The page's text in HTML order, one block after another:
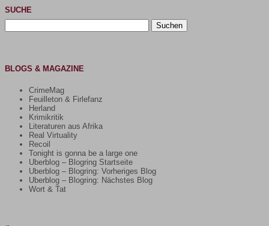
SUCHE
Suchen
nach:
BLOGS & MAGAZINE
CrimeMag
Feuilleton & Firlefanz
Herland
Krimikritik
Literaturen aus Afrika
Real Virtuality
Recoil
Tonight is gonna be a large one
Uberblog – Blogring Startseite
Uberblog – Blogring: Vorheriges Blog
Uberblog – Blogring: Nächstes Blog
Wort & Tat